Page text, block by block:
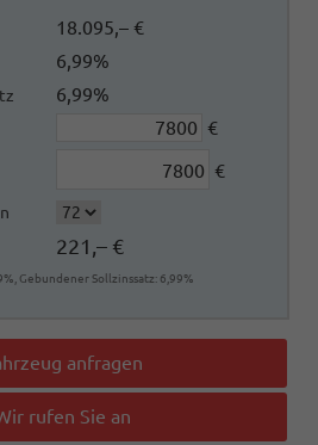
18.095,– €
6,99%
6,99%
€
€
221,– €
Gebundener Sollzinssatz: 6,99%
anfragen
rufen Sie an